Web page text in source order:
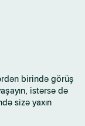
birində görüş
istərsə də
sizə yaxın